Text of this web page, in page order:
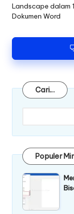
Landscape dalam 1
Dokumen Word
Cari...
Cari
Populer